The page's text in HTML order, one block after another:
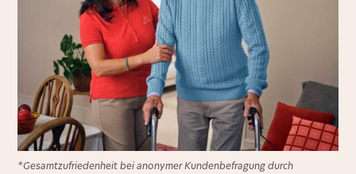
*Gesamtzufriedenheit bei anonymer Kundenbefragung durch